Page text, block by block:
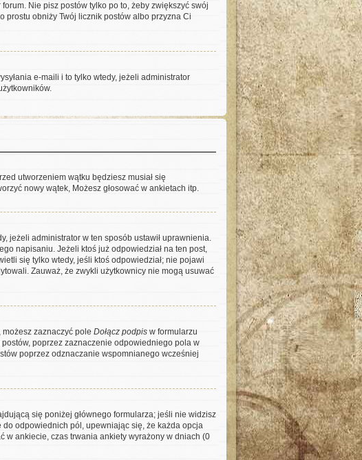
Nie pisz postów tylko po to, żeby zwiększyć swój
prostu obniży Twój licznik postów albo przyzna Ci
e-maili i to tylko wtedy, jeżeli administrator
utworzeniem wątku będziesz musiał się
nowy wątek, Możesz głosować w ankietach itp.
jeżeli administrator w ten sposób ustawił uprawnienia.
napisaniu. Jeżeli ktoś już odpowiedział na ten post,
się tylko wtedy, jeśli ktoś odpowiedział; nie pojawi
Zauważ, że zwykli użytkownicy nie mogą usuwać
zaznaczyć pole Dołącz podpis w formularzu
poprzez zaznaczenie odpowiedniego pola w
poprzez odznaczanie wspomnianego wcześniej
się poniżej głównego formularza; jeśli nie widzisz
do odpowiednich pól, upewniając się, że każda opcja
w ankiecie, czas trwania ankiety wyrażony w dniach (0